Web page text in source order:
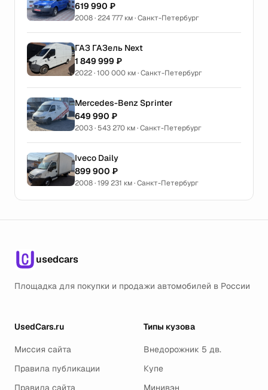
619 990 ₽
2008 · 224 777 км · Санкт-Петербург
ГАЗ ГАЗель Next
1 849 999 ₽
2022 · 100 000 км · Санкт-Петербург
Mercedes-Benz Sprinter
649 990 ₽
2003 · 543 270 км · Санкт-Петербург
Iveco Daily
899 900 ₽
2008 · 199 231 км · Санкт-Петербург
usedcars
Площадка для покупки и продажи автомобилей в России
UsedCars.ru
Миссия сайта
Правила публикации
Правила сайта
Типы кузова
Внедорожник 5 дв.
Купе
Минивэн